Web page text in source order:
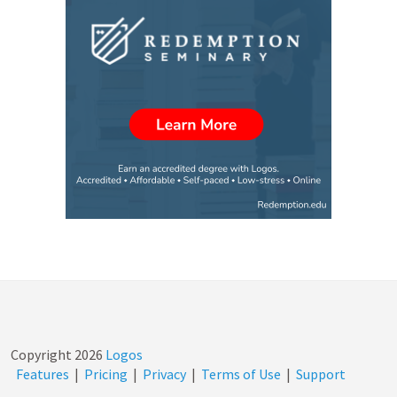
Copyright 2026 Logos
Features | Pricing | Privacy | Terms of Use | Support